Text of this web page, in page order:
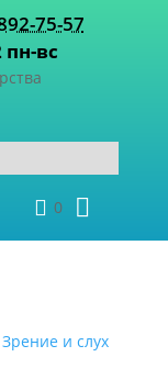
75-57
пн-вс
0
Зрение и слух